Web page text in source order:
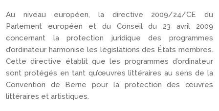
Au niveau européen, la directive 2009/24/CE du
Parlement européen et du Conseil du 23 avril 2009
concernant la protection juridique des programmes
d’ordinateur harmonise les législations des États membres.
Cette directive établit que les programmes d’ordinateur
sont protégés en tant qu’œuvres littéraires au sens de la
Convention de Berne pour la protection des œuvres
littéraires et artistiques.